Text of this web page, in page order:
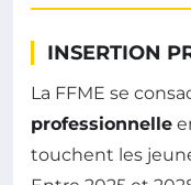
INSERTION
La FFME se
professionnelle
touchent les